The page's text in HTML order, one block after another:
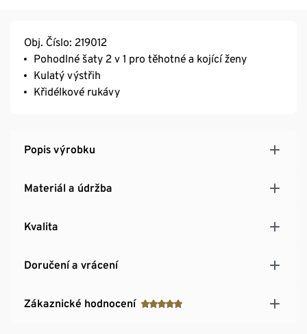
Obj. Číslo: 219012
Pohodlné šaty 2 v 1 pro těhotné a kojící ženy
Kulatý výstřih
Křidélkové rukávy
Popis výrobku
Materiál a údržba
Kvalita
Doručení a vrácení
Zákaznické hodnocení